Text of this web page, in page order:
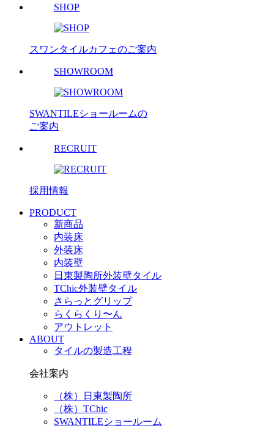
SHOP
スワンタイルカフェのご案内
SHOWROOM
SWANTILEショールームの
ご案内
RECRUIT
採用情報
PRODUCT
新商品
内装床
外装床
内装壁
日東製陶所外装壁タイル
TChic外装壁タイル
さらっとグリップ
らくらくり〜ん
アウトレット
ABOUT
タイルの製造工程
会社案内
（株）日東製陶所
（株）TChic
SWANTILEショールーム